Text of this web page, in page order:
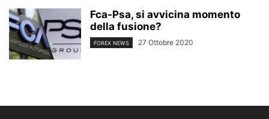
Fca-Psa, si avvicina momento
della fusione?
FOREX NEWS 27 Ottobre 2020